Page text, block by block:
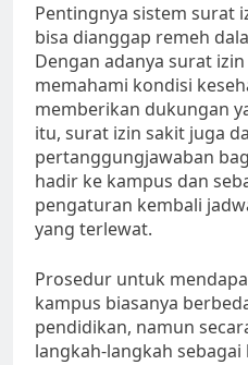
Pentingnya sistem surat
bisa dianggap remeh
Dengan adanya surat
memahami kondisi
memberikan dukungan
itu, surat izin sakit juga
pertanggungjawaban
hadir ke kampus dan
pengaturan kembali
yang terlewat.
Prosedur untuk
kampus biasanya
pendidikan, namun
langkah-langkah